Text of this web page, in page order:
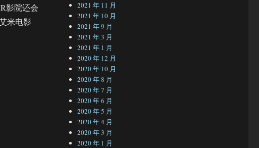
影院还会
米电影
2021 年 11 月
2021 年 10 月
2021 年 9 月
2021 年 3 月
2021 年 1 月
2020 年 12 月
2020 年 10 月
2020 年 8 月
2020 年 7 月
2020 年 6 月
2020 年 5 月
2020 年 4 月
2020 年 3 月
2020 年 1 月